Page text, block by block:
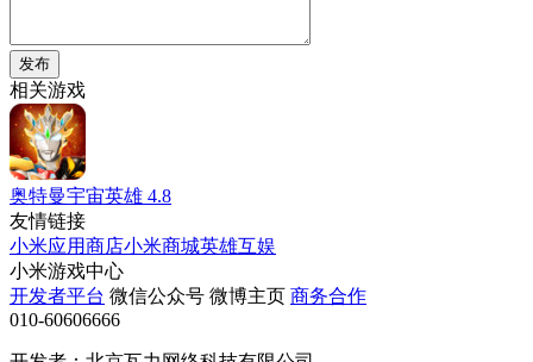
发布
相关游戏
奥特曼宇宙英雄 4.8
友情链接
小米应用商店小米商城英雄互娱
小米游戏中心
开发者平台 微信公众号 微博主页 商务合作
010-60606666